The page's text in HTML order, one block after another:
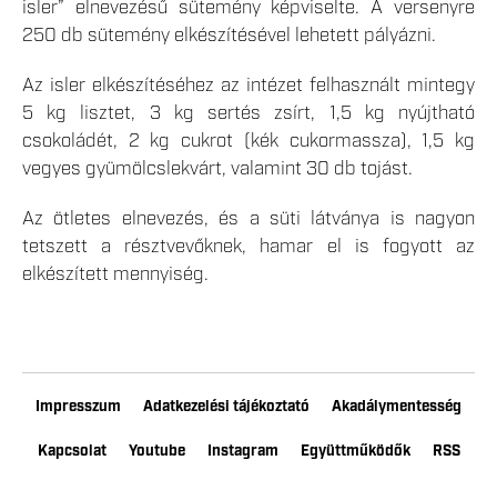
isler” elnevezésű sütemény képviselte. A versenyre
250 db sütemény elkészítésével lehetett pályázni.
Az isler elkészítéséhez az intézet felhasznált mintegy
5 kg lisztet, 3 kg sertés zsírt, 1,5 kg nyújtható
csokoládét, 2 kg cukrot (kék cukormassza), 1,5 kg
vegyes gyümölcslekvárt, valamint 30 db tojást.
Az ötletes elnevezés, és a süti látványa is nagyon
tetszett a résztvevőknek, hamar el is fogyott az
elkészített mennyiség.
Impresszum Adatkezelési tájékoztató Akadálymentesség
Kapcsolat Youtube Instagram Együttműködők RSS